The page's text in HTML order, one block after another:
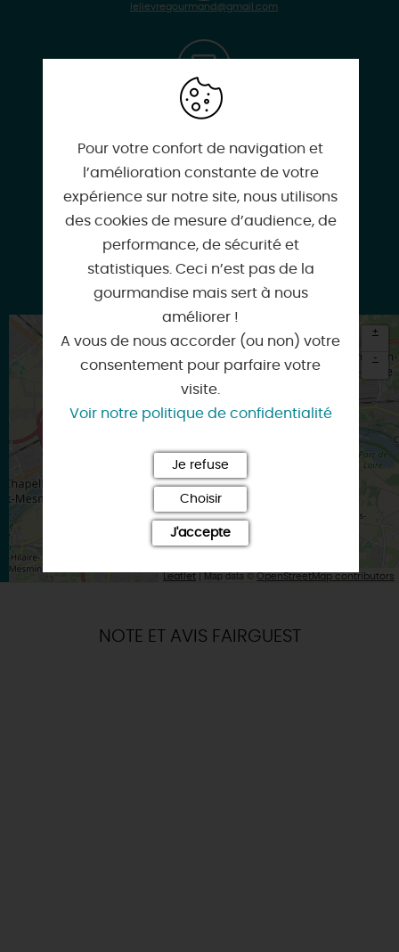
lelievregourmand@gmail.com
www.lelievregourmand.com
Facebook
ORLEANS
+
-
Leaflet| Map data ©OpenStreetMap contributors
NOTE ET AVIS FAIRGUEST
Pour votre confort de navigation et
l’amélioration constante de votre
expérience sur notre site, nous utilisons
des cookies de mesure d’audience, de
performance, de sécurité et
statistiques. Ceci n’est pas de la
gourmandise mais sert à nous
améliorer !
A vous de nous accorder (ou non) votre
consentement pour parfaire votre
visite.
Voir notre politique de confidentialité
Je refuse
Choisir
J'accepte